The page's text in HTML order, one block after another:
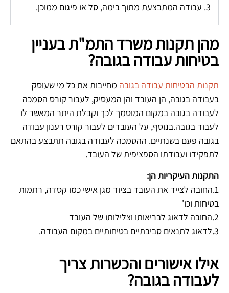
3. עבודה המתבצעת מתוך בימה, סל או פיגום ממוכן.
מהן תקנות משרד התמ"ת בעניין
בטיחות עבודה בגובה?
תקנות הבטיחות עבודה בגובה מחייבות את כל מי שעוסק
בעבודה בגובה, הן העובד והן המעסיק, לעבור קורס הסמכה
לעבודה בגובה במקום המוסמך לכך וקבלת היתר המאשר לו
לעבוד בגובה.בנוסף, על העובדים לעבור קורס רענון עבודה
בגובה פעם בשנתיים. ההסמכה לעבודה בגובה תתבצע בהתאם
לתפקידו ועבודתו הספציפית של העובד.
התקנות העיקריות הן:
1.החובה לצייד את העובד בציוד מגן אישי כמו קסדה, רתמות
בטיחות וכו'
2.החובה לדאוג לבריאותו וצלילותו של העובד
3.לדאוג לתנאים סביבתיים בטיחותיים במקום העבודה.
אילו אישורים והכשרות צריך
לעבודה בגובה?